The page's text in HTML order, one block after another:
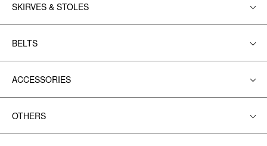
SKIRVES & STOLES
BELTS
ACCESSORIES
OTHERS